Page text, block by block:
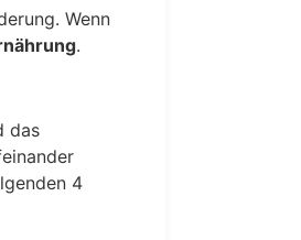
Wenn
.
das
4